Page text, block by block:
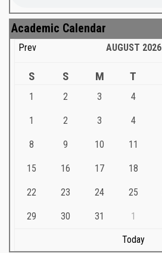
Academic Calendar
Prev AUGUST 2026
S S M T
1 2 3 4
1 2 3 4
8 9 10 11
15 16 17 18
22 23 24 25
29 30 31 1
Today